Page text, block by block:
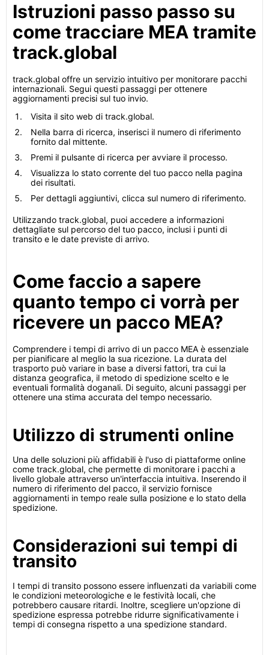
Istruzioni passo passo su
come tracciare MEA tramite
track.global
track.global offre un servizio intuitivo per monitorare pacchi
internazionali. Segui questi passaggi per ottenere
aggiornamenti precisi sul tuo invio.
Visita il sito web di track.global.
Nella barra di ricerca, inserisci il numero di riferimento
fornito dal mittente.
Premi il pulsante di ricerca per avviare il processo.
Visualizza lo stato corrente del tuo pacco nella pagina
dei risultati.
Per dettagli aggiuntivi, clicca sul numero di riferimento.
Utilizzando track.global, puoi accedere a informazioni
dettagliate sul percorso del tuo pacco, inclusi i punti di
transito e le date previste di arrivo.
Come faccio a sapere
quanto tempo ci vorrà per
ricevere un pacco MEA?
Comprendere i tempi di arrivo di un pacco MEA è essenziale
per pianificare al meglio la sua ricezione. La durata del
trasporto può variare in base a diversi fattori, tra cui la
distanza geografica, il metodo di spedizione scelto e le
eventuali formalità doganali. Di seguito, alcuni passaggi per
ottenere una stima accurata del tempo necessario.
Utilizzo di strumenti online
Una delle soluzioni più affidabili è l'uso di piattaforme online
come track.global, che permette di monitorare i pacchi a
livello globale attraverso un'interfaccia intuitiva. Inserendo il
numero di riferimento del pacco, il servizio fornisce
aggiornamenti in tempo reale sulla posizione e lo stato della
spedizione.
Considerazioni sui tempi di
transito
I tempi di transito possono essere influenzati da variabili come
le condizioni meteorologiche e le festività locali, che
potrebbero causare ritardi. Inoltre, scegliere un'opzione di
spedizione espressa potrebbe ridurre significativamente i
tempi di consegna rispetto a una spedizione standard.